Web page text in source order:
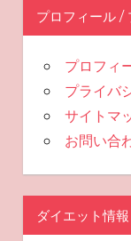
プロフィール /
プロフィ
プライバ
サイトマ
お問い合
ダイエット情報